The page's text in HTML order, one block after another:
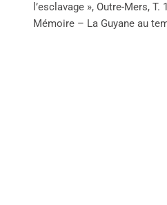
l’esclavage », Outre-Mers,
Mémoire – La Guyane au